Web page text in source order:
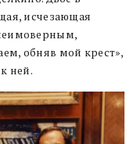
исчезающая
обняв мой крест»,
ней.